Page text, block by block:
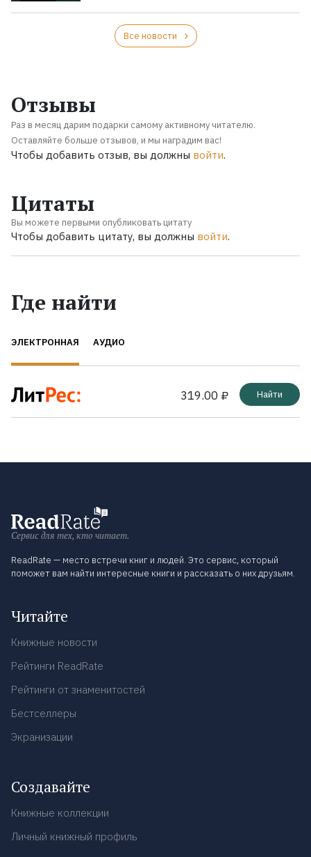
Все новости
Отзывы
Раз в месяц дарим подарки самому активному читателю.
Оставляйте больше отзывов, и мы наградим вас!
Чтобы добавить отзыв, вы должны войти.
Цитаты
Вы можете первыми опубликовать цитату
Чтобы добавить цитату, вы должны войти.
Где найти
ЭЛЕКТРОННАЯ АУДИО
319.00 ₽ Найти
Сервис для тех, кто читает.
ReadRate — место встречи книг и людей. Это сервис, который
поможет вам найти интересные книги и рассказать о них друзьям.
Читайте
Книжные новости
Рейтинги ReadRate
Рейтинги от знаменитостей
Бестселлеры
Экранизации
Создавайте
Книжные коллекции
Личный книжный профиль